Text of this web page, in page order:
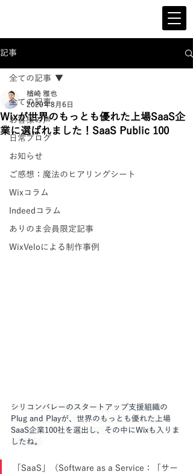
記事
全ての記事
お客様の声
日常ブログ
お知らせ
ご感想：魔法のヒアリングシート
Wixコラム
Indeedコラム
ありのま会員限定記事
WixVeloによる制作事例
全ての記事
Wixが世界のもっとも優れた上場SaaS企
業に選ばれました！SaaS Public 100
楢崎 雅也
2020年8月6日
シリコンバレーのスタートアップ支援組織の
Plug and Playが、世界のもっとも優れた上場
SaaS企業100社を選出し、その中にWixも入りま
したね。
「SaaS」（Software as a Service：「サー